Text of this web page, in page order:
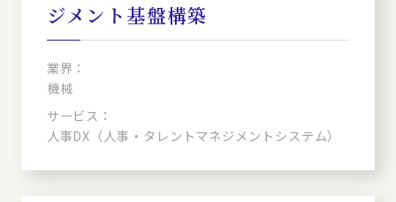
ジメント基盤構築
業界：
機械
サービス：
人事DX（人事・タレントマネジメントシステム）